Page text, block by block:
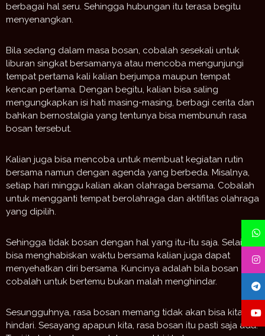
berbagai hal seru. Sehingga hubungan itu terasa begitu
menyenangkan.
Bila sedang dalam masa bosan, cobalah sesekali untuk
liburan singkat bersamanya atau mencoba mengunjungi
tempat pertama kali kalian berjumpa maupun tempat
kencan pertama. Dengan begitu, kalian bisa saling
mengungkapkan isi hati masing-masing, berbagi cerita dan
bahkan bernostalgia yang tentunya bisa membunuh rasa
bosan tersebut.
Kalian juga bisa mencoba untuk membuat kegiatan rutin
bersama namun dengan agenda yang berbeda. Misalnya,
setiap hari minggu kalian akan olahraga bersama. Cobalah
untuk mengganti tempat berolahraga dan aktifitas olahraga
yang dipilih.
Sehingga tidak bosan dengan hal yang itu-itu saja. Selain
bisa menghabiskan waktu bersama kalian juga dapat
menyehatkan diri bersama. Kuncinya adalah bila bosan
cobalah untuk bertemu bukan malah menghindar.
Sesungguhnya, rasa bosan memang tidak akan bisa kita
hindari. Sesayang apapun kita, rasa bosan itu pasti saja ada.